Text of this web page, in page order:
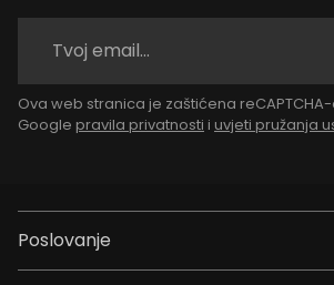
Ova web stranica je zaštićena
Google pravila privatnosti i uvjeti pružanja
Poslovanje